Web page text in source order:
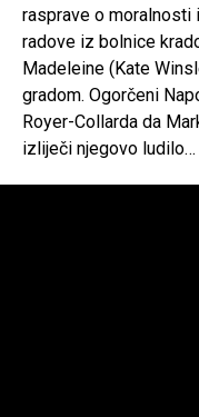
rasprave o moralnosti
radove iz bolnice
Madeleine (Kate
gradom. Ogorčeni
Royer-Collarda da
izliječi njegovo ludilo…